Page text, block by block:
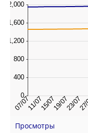
Просмотры